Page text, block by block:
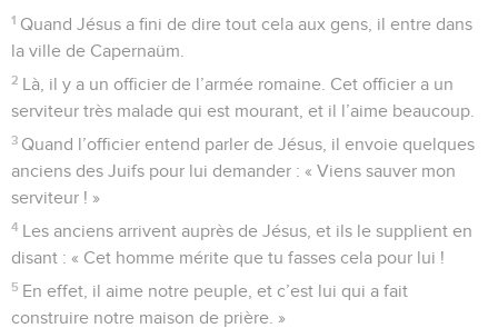
1 Quand Jésus a fini de dire tout cela aux gens, il entre dans
la ville de Capernaüm.
2 Là, il y a un officier de l’armée romaine. Cet officier a un
serviteur très malade qui est mourant, et il l’aime beaucoup.
3 Quand l’officier entend parler de Jésus, il envoie quelques
anciens des Juifs pour lui demander : « Viens sauver mon
serviteur ! »
4 Les anciens arrivent auprès de Jésus, et ils le supplient en
disant : « Cet homme mérite que tu fasses cela pour lui !
5 En effet, il aime notre peuple, et c’est lui qui a fait
construire notre maison de prière. »